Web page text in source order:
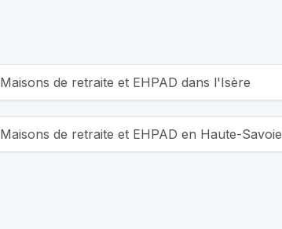
Maisons de retraite et EHPAD dans l'Isère
Maisons de retraite et EHPAD en Haute-Savoie